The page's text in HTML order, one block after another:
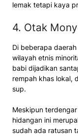
lemak tetapi kaya
4. Otak
Di beberapa
wilayah etnis
babi dijadikan
rempah khas lokal,
sup.
Meskipun
hidangan ini
sudah ada ratusan